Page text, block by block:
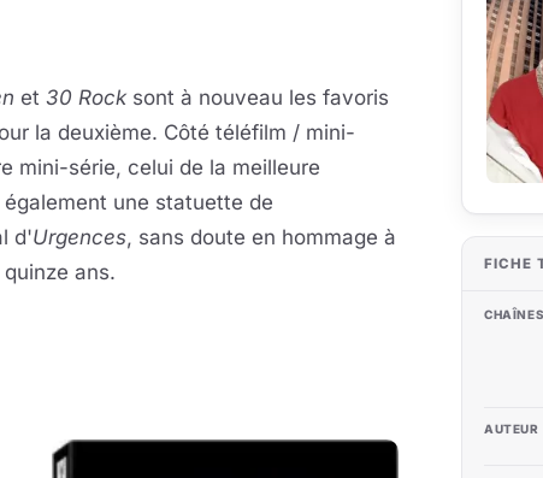
et 30 Rock sont à nouveau les favoris
la deuxième. Côté téléfilm / mini-
mini-série, celui de la meilleure
une statuette de
d'Urgences, sans doute en hommage à
ans.
FICHE
CHAÎNES
AUTEUR